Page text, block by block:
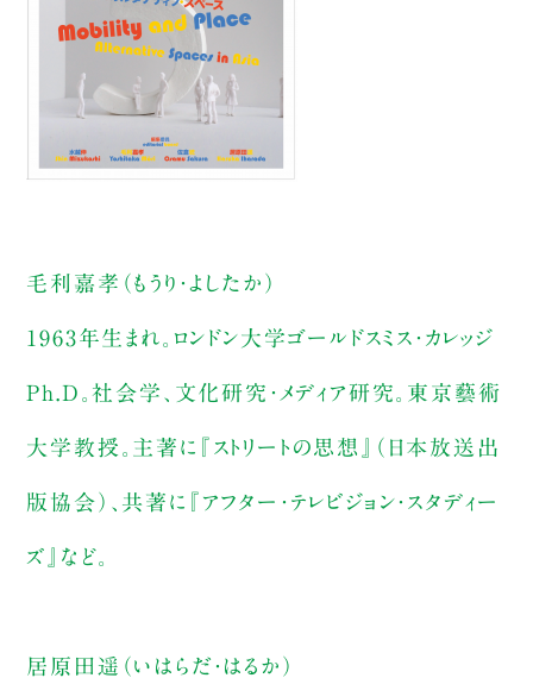
毛利嘉孝（もうり・よしたか）
1963年生まれ。ロンドン大学ゴールドスミス・カレッジ
Ph.D。社会学、文化研究・メディア研究。東京藝術
大学教授。主著に『ストリートの思想』（日本放送出
版協会）、共著に『アフター・テレビジョン・スタディー
ズ』など。
居原田遥（いはらだ・はるか）